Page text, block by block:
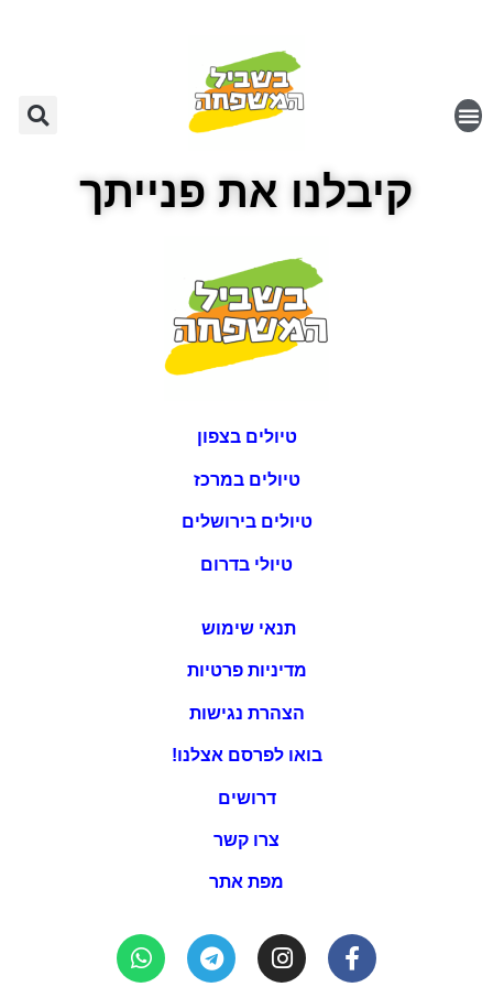
קיבלנו את פנייתך
טיולים בצפון
טיולים במרכז
טיולים בירושלים
טיולי בדרום
תנאי שימוש
מדיניות פרטיות
הצהרת נגישות
בואו לפרסם אצלנו!
דרושים
צרו קשר
מפת אתר